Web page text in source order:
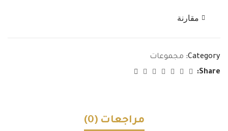
مقارنة
Category: مجموعات
Share:
مراجعات (0)